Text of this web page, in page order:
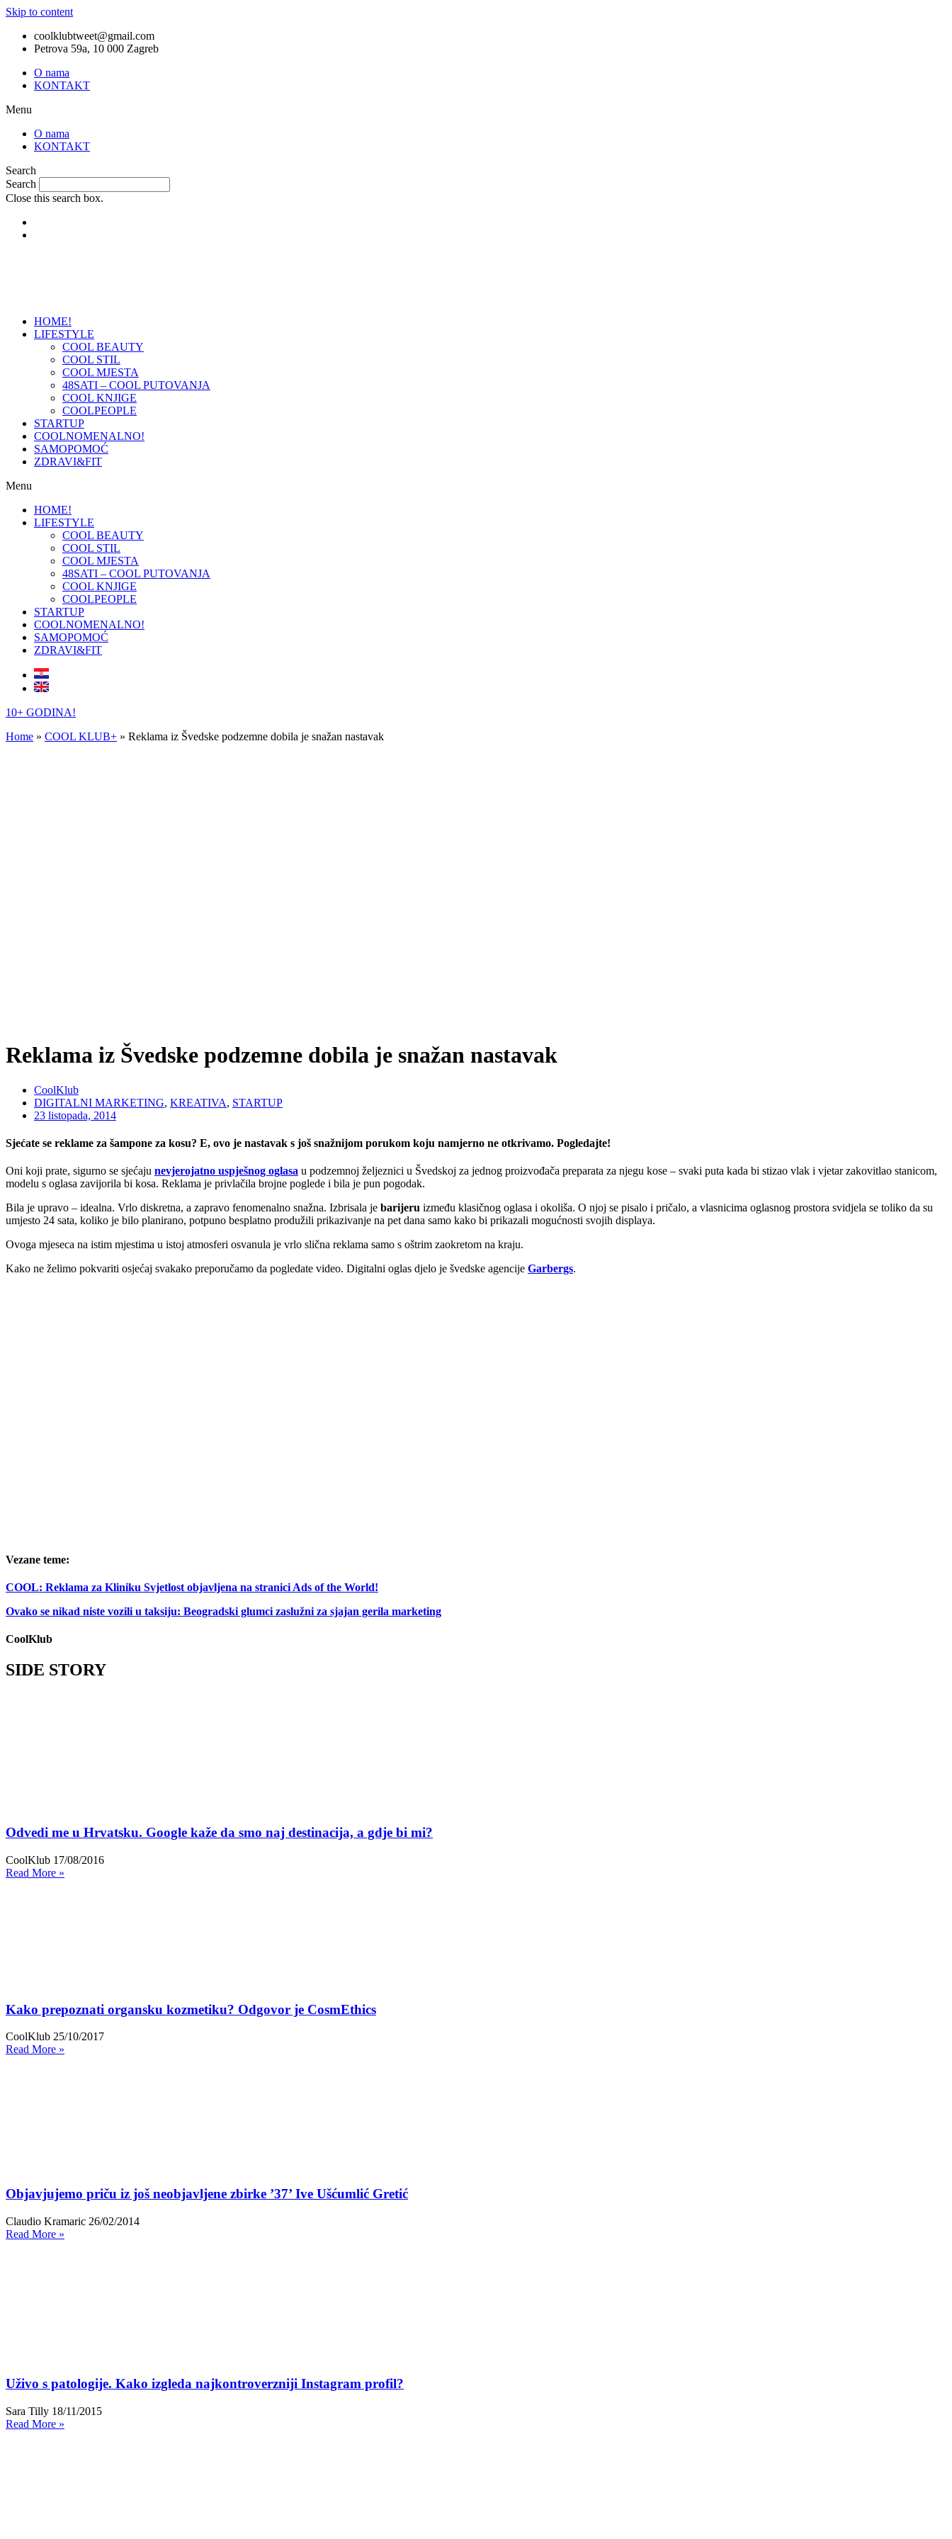
Skip to content
coolklubtweet@gmail.com
Petrova 59a, 10 000 Zagreb
O nama
KONTAKT
Menu
O nama
KONTAKT
Search
Search
Close this search box.
HOME!
LIFESTYLE
COOL BEAUTY
COOL STIL
COOL MJESTA
48SATI – COOL PUTOVANJA
COOL KNJIGE
COOLPEOPLE
STARTUP
COOLNOMENALNO!
SAMOPOMOĆ
ZDRAVI&FIT
Menu
HOME!
LIFESTYLE
COOL BEAUTY
COOL STIL
COOL MJESTA
48SATI – COOL PUTOVANJA
COOL KNJIGE
COOLPEOPLE
STARTUP
COOLNOMENALNO!
SAMOPOMOĆ
ZDRAVI&FIT
10+ GODINA!
Home » COOL KLUB+ » Reklama iz Švedske podzemne dobila je snažan nastavak
Reklama iz Švedske podzemne dobila je snažan nastavak
CoolKlub
DIGITALNI MARKETING, KREATIVA, STARTUP
23 listopada, 2014
Sjećate se reklame za šampone za kosu? E, ovo je nastavak s još snažnijom porukom koju namjerno ne otkrivamo. Pogledajte!
Oni koji prate, sigurno se sjećaju nevjerojatno uspješnog oglasa u podzemnoj željeznici u Švedskoj za jednog proizvođača preparata za njegu kose – svaki puta kada bi stizao vlak i vjetar zakovitlao stanicom,
modelu s oglasa zavijorila bi kosa. Reklama je privlačila brojne poglede i bila je pun pogodak.
Bila je upravo – idealna. Vrlo diskretna, a zapravo fenomenalno snažna. Izbrisala je barijeru između klasičnog oglasa i okoliša. O njoj se pisalo i pričalo, a vlasnicima oglasnog prostora svidjela se toliko da su
umjesto 24 sata, koliko je bilo planirano, potpuno besplatno produžili prikazivanje na pet dana samo kako bi prikazali mogućnosti svojih displaya.
Ovoga mjeseca na istim mjestima u istoj atmosferi osvanula je vrlo slična reklama samo s oštrim zaokretom na kraju.
Kako ne želimo pokvariti osjećaj svakako preporučamo da pogledate video. Digitalni oglas djelo je švedske agencije Garbergs.
Vezane teme:
COOL: Reklama za Kliniku Svjetlost objavljena na stranici Ads of the World!
Ovako se nikad niste vozili u taksiju: Beogradski glumci zaslužni za sjajan gerila marketing
CoolKlub
SIDE STORY
Odvedi me u Hrvatsku. Google kaže da smo naj destinacija, a gdje bi mi?
CoolKlub 17/08/2016
Read More »
Kako prepoznati organsku kozmetiku? Odgovor je CosmEthics
CoolKlub 25/10/2017
Read More »
Objavjujemo priču iz još neobjavljene zbirke ’37’ Ive Ušćumlić Gretić
Claudio Kramaric 26/02/2014
Read More »
Uživo s patologije. Kako izgleda najkontroverzniji Instagram profil?
Sara Tilly 18/11/2015
Read More »